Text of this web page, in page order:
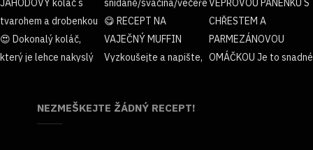
NEZMEŠKEJTE ŽÁDNÝ RECEPT!